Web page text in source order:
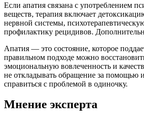
Если апатия связана с употреблением
веществ, терапия включает
нервной системы,
профилактику рецидивов.
Апатия — это состояние, которое
правильном подходе можно
эмоциональную вовлеченность и
не откладывать обращение за помощью
справиться с проблемой в одиночку.
Мнение эксперта